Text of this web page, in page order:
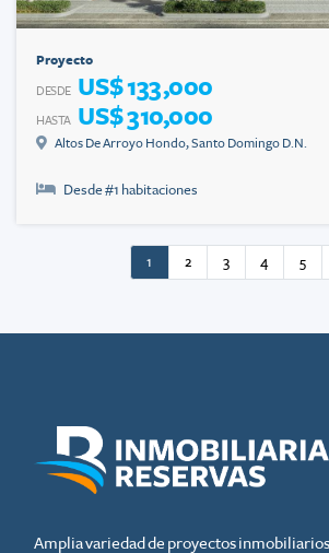
Proyecto
DESDE US$ 133,000
HASTA US$ 310,000
Altos De Arroyo Hondo,Santo Domingo D.N.
Desde #1 habitaciones
1 2 3 4 5
Amplia variedad de proyectos